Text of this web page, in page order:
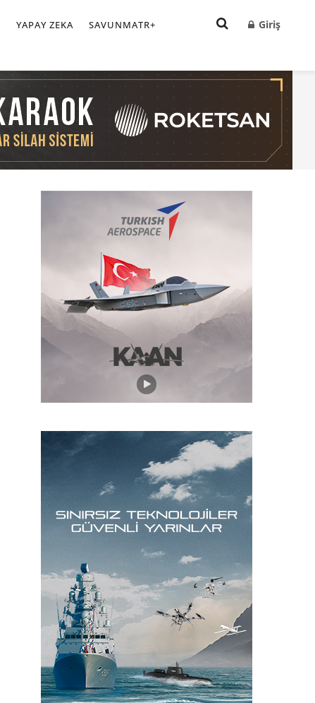
YAPAY ZEKA SAVUNMATR+ Giriş